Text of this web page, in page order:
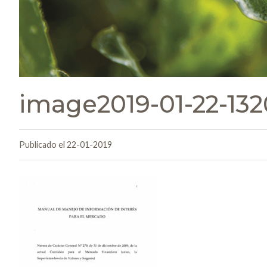
image2019-01-22-
Publicado el 22-01-2019